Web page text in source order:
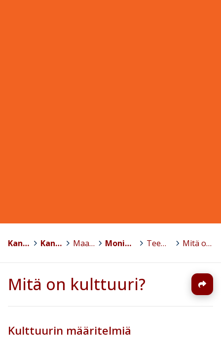
Kansalaisopistojen liitto KoL ry. Kansalaisopistofoorumi Maahanmuuttajakoulutus > Monikulttuurisuuden kohtaaminen kansalaisopistoissa -koulutusmateriaali 2018 Teema 2: KULTTUURIENVÄLINEN OSAAMINEN KOHTAAMISTILANTEISSA > Mitä on kulttuuri?
Mitä on kulttuuri?
Kulttuurin määritelmiä